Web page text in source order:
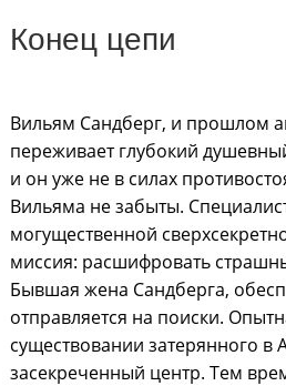
Конец цепи
Вильям Сандберг, и прошлом
переживает глубокий
и он уже не в силах
Вильяма не забыты.
могущественной
миссия: расшифровать
Бывшая жена Сандберга,
отправляется на поиски.
существовании затерянного в
засекреченный центр. Тем